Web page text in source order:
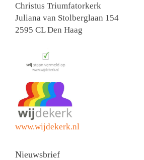
Christus Triumfatorkerk
Juliana van Stolberglaan 154
2595 CL Den Haag
www.wijdekerk.nl
Nieuwsbrief